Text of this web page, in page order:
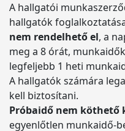
A hallgatói
hallgatók
nem rendelhető el, a
meg a 8 órát,
legfeljebb 1 heti
A hallgatók számára
kell biztosítani.
Próbaidő nem köthető
egyenlőtlen munkaidő-